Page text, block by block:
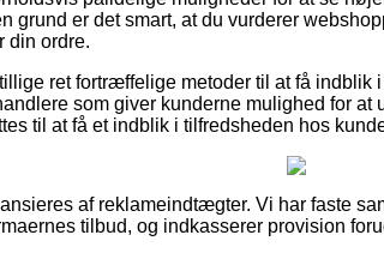
grund er det smart, at du vurderer
din ordre.
ret fortræffelige metoder til at få indblik
som giver kunderne mulighed for
til at få et indblik i tilfredsheden hos
af reklameindtægter. Vi har faste
tilbud, og indkasserer provision